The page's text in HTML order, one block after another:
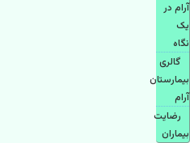
آرام در
یک
نگاه
گالری
بیمارستان
آرام
رضایت
بیماران